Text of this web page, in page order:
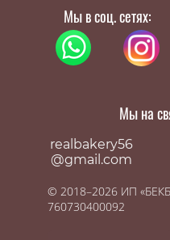
Мы в соц. сетях:
Мы на
realbakery56
@gmail.com
© 2018–2026 ИП
760730400092